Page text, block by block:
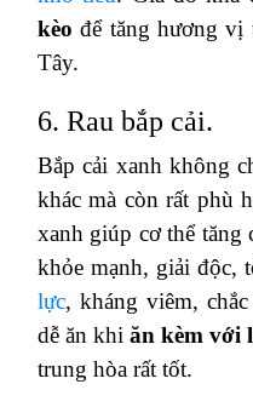
kèo để tăng hương vị
Tây.
6. Rau bắp cải.
Bắp cải xanh không
khác mà còn rất phù
xanh giúp cơ thể tăng
khỏe mạnh, giải độc,
lực, kháng viêm,
dễ ăn khi ăn kèm với
trung hòa rất tốt.